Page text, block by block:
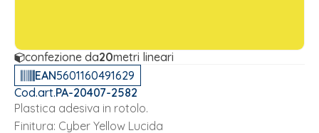
confezione da20metri lineari
EAN5601160491629
Cod.art.PA-20407-2582
Plastica adesiva in rotolo.
Finitura: Cyber Yellow Lucida